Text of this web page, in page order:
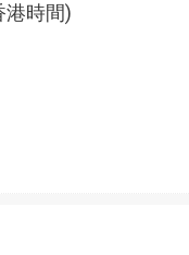
港時間)